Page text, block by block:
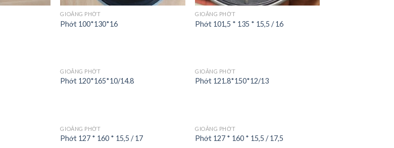
GIOĂNG PHỚT
Phớt 100*130*16
GIOĂNG PHỚT
Phớt 101,5 * 135 * 15,5 / 16
GIOĂNG PHỚT
Phớt 120*165*10/14.8
GIOĂNG PHỚT
Phớt 121.8*150*12/13
GIOĂNG PHỚT
Phớt 127 * 160 * 15,5 / 17
GIOĂNG PHỚT
Phớt 127 * 160 * 15,5 / 17,5